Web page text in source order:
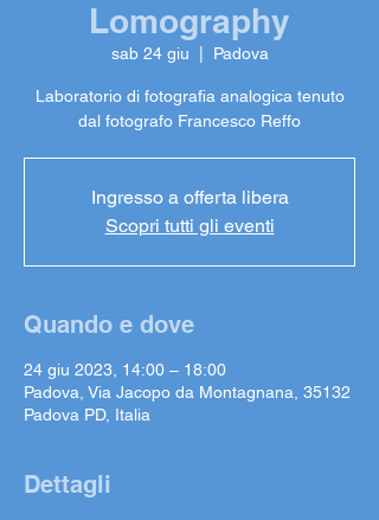
Lomography
sab 24 giu Padova
Laboratorio di fotografia analogica tenuto
dal fotografo Francesco Reffo
Ingresso a offerta libera
Scopri tutti gli eventi
Quando e dove
24 giu 2023, 14:00 – 18:00
Padova, Via Jacopo da Montagnana, 35132
Padova PD, Italia
Dettagli